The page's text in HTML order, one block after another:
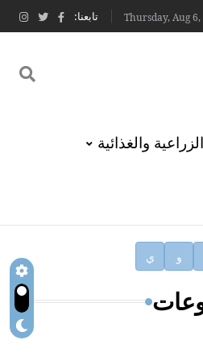
Thursday, Aug 6, تابعنا:
والغذائية
و ي